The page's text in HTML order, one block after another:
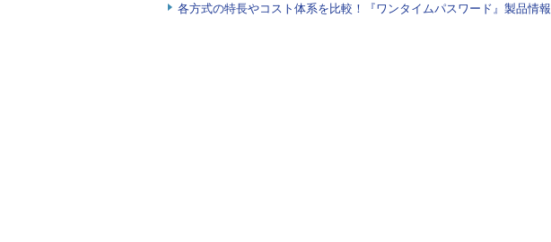
各方式の特長やコスト体系を比較！『ワンタイムパスワード』製品情報